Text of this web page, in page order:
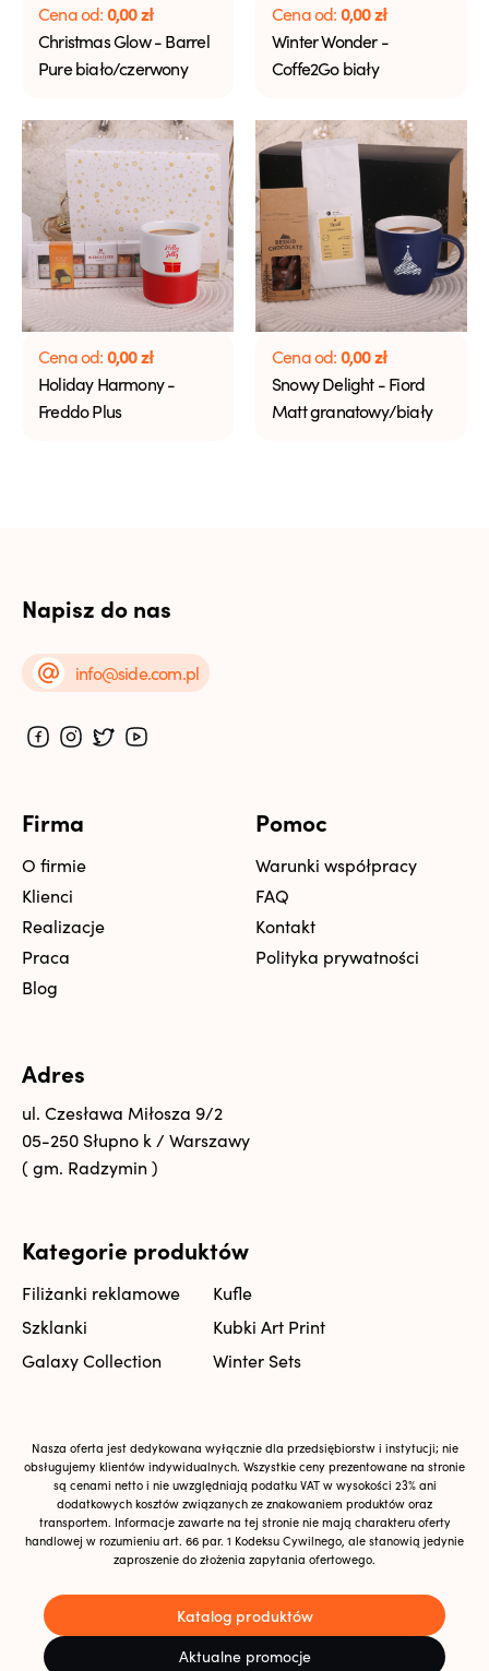
Cena od:0,00zł
Christmas Glow - Barrel
Pure biało/czerwony
Cena od:0,00zł
Winter Wonder -
Coffe2Go biały
Cena od:0,00zł
Holiday Harmony -
Freddo Plus
Cena od:0,00zł
Snowy Delight - Fiord
Matt granatowy/biały
Napisz do nas
info@side.com.pl
Adres
ul. Czesława Miłosza 9/2
05-250 Słupno k / Warszawy
( gm. Radzymin )
Kategorie produktów
Filiżanki reklamowe
Kufle
Szklanki
Kubki Art Print
Galaxy Collection
Winter Sets
Firma
O firmie
Klienci
Realizacje
Praca
Blog
Pomoc
Warunki współpracy
FAQ
Kontakt
Polityka prywatności
Nasza oferta jest dedykowana wyłącznie dla przedsiębiorstw i instytucji; nie
obsługujemy klientów indywidualnych. Wszystkie ceny prezentowane na stronie
są cenami netto i nie uwzględniają podatku VAT w wysokości 23% ani
dodatkowych kosztów związanych ze znakowaniem produktów oraz
transportem. Informacje zawarte na tej stronie nie mają charakteru oferty
handlowej w rozumieniu art. 66 par. 1 Kodeksu Cywilnego, ale stanowią jedynie
zaproszenie do złożenia zapytania ofertowego.
Katalog produktów
Aktualne promocje